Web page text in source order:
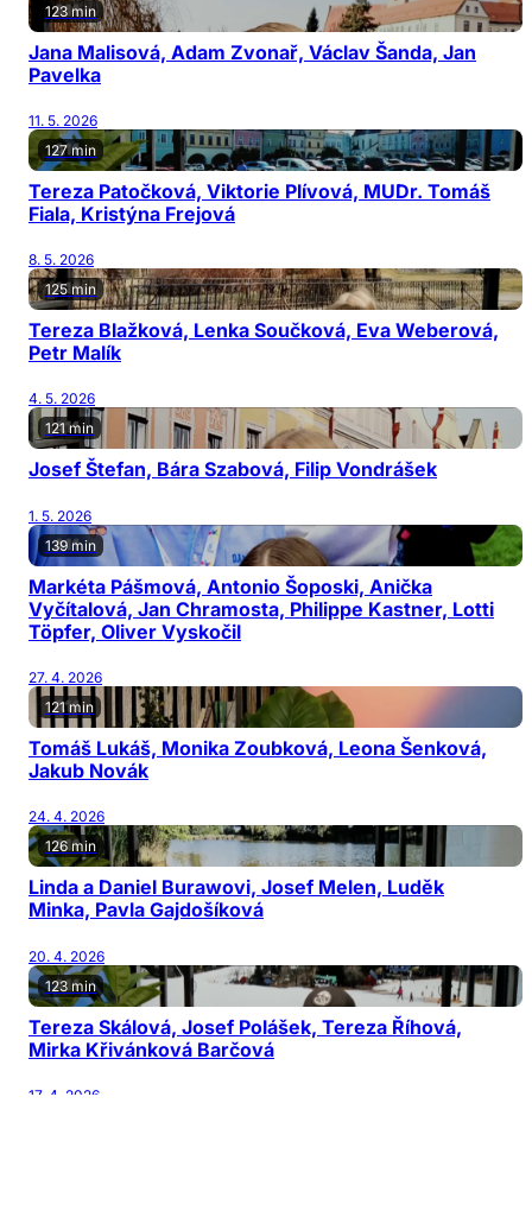
123 min
Jana Malisová, Adam Zvonař, Václav Šanda, Jan
Pavelka
11. 5. 2026
127 min
Tereza Patočková, Viktorie Plívová, MUDr. Tomáš
Fiala, Kristýna Frejová
8. 5. 2026
125 min
Tereza Blažková, Lenka Součková, Eva Weberová,
Petr Malík
4. 5. 2026
121 min
Josef Štefan, Bára Szabová, Filip Vondrášek
1. 5. 2026
139 min
Markéta Pášmová, Antonio Šoposki, Anička
Vyčítalová, Jan Chramosta, Philippe Kastner, Lotti
Töpfer, Oliver Vyskočil
27. 4. 2026
121 min
Tomáš Lukáš, Monika Zoubková, Leona Šenková,
Jakub Novák
24. 4. 2026
126 min
Linda a Daniel Burawovi, Josef Melen, Luděk
Minka, Pavla Gajdošíková
20. 4. 2026
123 min
Tereza Skálová, Josef Polášek, Tereza Říhová,
Mirka Křivánková Barčová
17. 4. 2026